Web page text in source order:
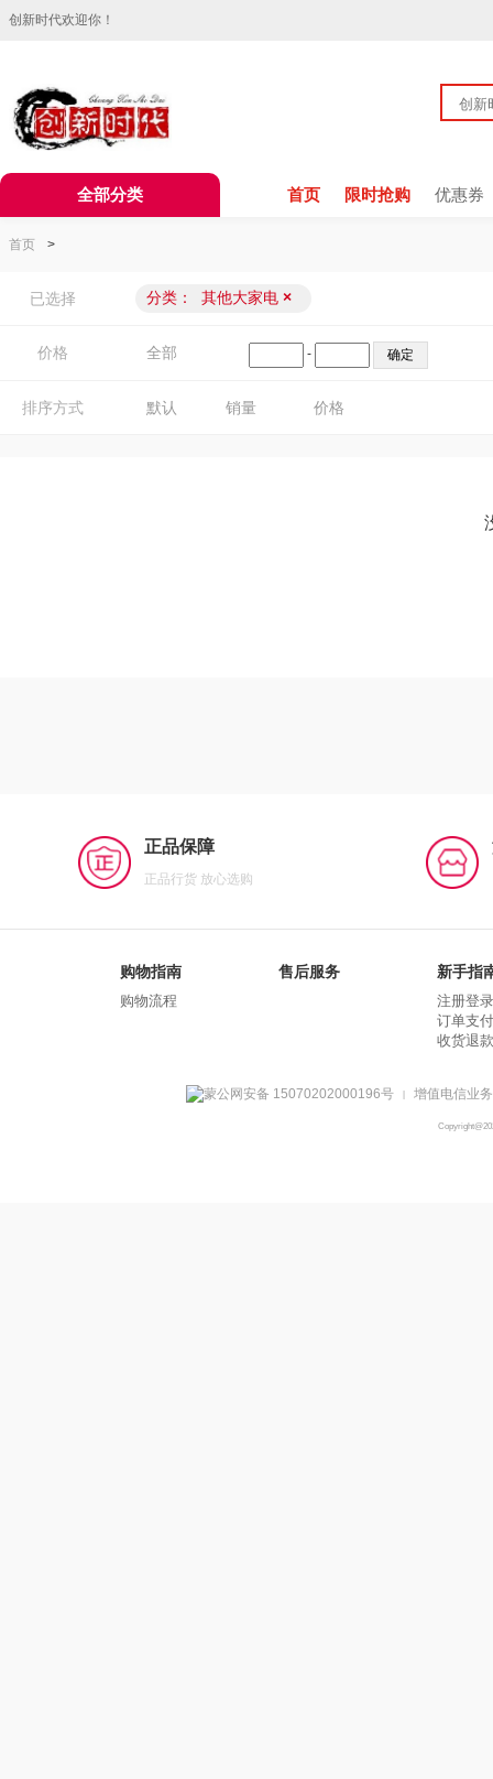
创新时代欢迎你！
全部分类 首页 限时抢购 优惠券
首页 >
已选择 分类： 其他大家电 ×
价格 全部 -
排序方式 默认 销量 价格
正品保障
正品行货 放心选购
购物指南
购物流程
售后服务 新手指
注册登录
订单支付
收货退款
蒙公网安备 15070202000196号 增值电信业